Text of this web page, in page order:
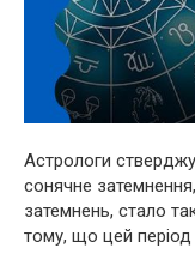
Астрологи
сонячне
затемнень, стало
тому, що цей період